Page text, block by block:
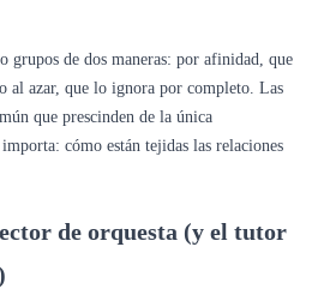
grupos de dos maneras: por afinidad, que
al azar, que lo ignora por completo. Las
que prescinden de la única
cómo están tejidas las relaciones
de orquesta (y el tutor